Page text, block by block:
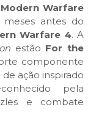
Warfare
antes do
Warfare 4. A
estão For the
componente
de ação inspirado
pela
e combate